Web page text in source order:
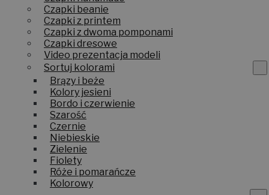
Czapki beanie
Czapki z printem
Czapki z dwoma pomponami
Czapki dresowe
Video prezentacja modeli
Sortuj kolorami
Brązy i beże
Kolory jesieni
Bordo i czerwienie
Szarość
Czernie
Niebieskie
Zielenie
Fiolety
Róże i pomarańcze
Kolorowy